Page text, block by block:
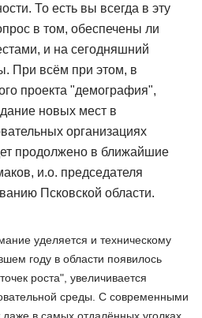
То есть вы всегда в эту
в том, обеспечены ли
и на сегодняшний
При всём при этом, в
проекта "демография",
новых мест в
организациях
продолжено в ближайшие
и.о. председателя
Псковской области.
уделяется и техническому
году в области появилось
роста", увеличивается
среды. С современными